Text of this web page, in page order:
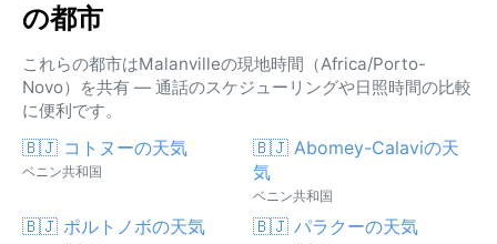
の都市
これらの都市はMalanvilleの現地時間（Africa/Porto-
Novo）を共有 — 通話のスケジューリングや日照時間の比較
に便利です。
🇧🇯 コトヌーの天気
ベニン共和国
🇧🇯 Abomey-Calaviの天
気
ベニン共和国
🇧🇯 ポルトノボの天気 🇧🇯 パラクーの天気